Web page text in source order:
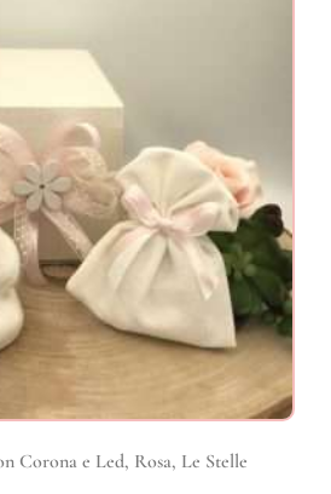
Corona e Led, Rosa, Le Stelle